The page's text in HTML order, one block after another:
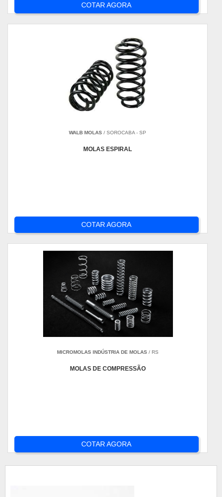
COTAR AGORA
WALB MOLAS / SOROCABA - SP
MOLAS ESPIRAL
COTAR AGORA
MICROMOLAS INDÚSTRIA DE MOLAS/ RS
MOLAS DE COMPRESSÃO
COTAR AGORA